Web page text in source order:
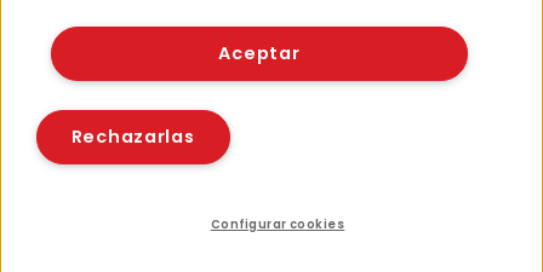
© Fundación EROSKI
Políticas de cookies
Aceptar
Rechazarlas
Configurar cookies